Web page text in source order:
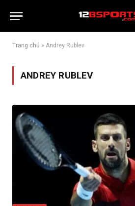
Trang chủ » Andrey Rublev
ANDREY RUBLEV